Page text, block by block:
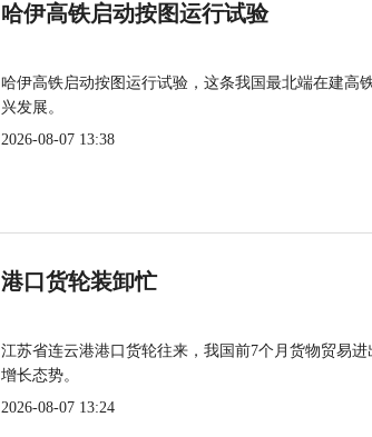
哈伊高铁启动按图运行试验
哈伊高铁启动按图运行试验，这条我国最北端在建高
兴发展。
2026-08-07 13:38
港口货轮装卸忙
江苏省连云港港口货轮往来，我国前7个月货物贸易
增长态势。
2026-08-07 13:24